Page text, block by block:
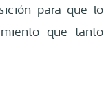
para que lo
que tanto